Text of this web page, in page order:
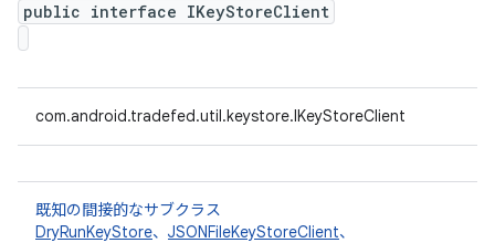
public interface IKeyStoreClient
com.android.tradefed.util.keystore.IKeyStoreClient
既知の間接的なサブクラス
DryRunKeyStore、 JSONFileKeyStoreClient、